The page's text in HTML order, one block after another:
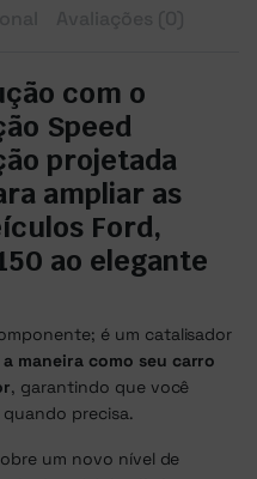
com o
Speed
projetada
ampliar as
Ford,
ao elegante
é um catalisador
maneira como seu carro
, garantindo que você
precisa.
um novo nível de